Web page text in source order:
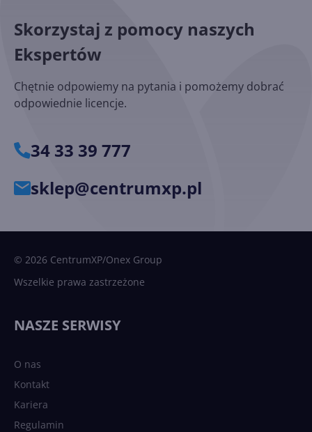
Skorzystaj z pomocy naszych
Ekspertów
Chętnie odpowiemy na pytania i pomożemy dobrać
odpowiednie licencje.
34 33 39 777
sklep@centrumxp.pl
© 2026 CentrumXP/Onex Group
Wszelkie prawa zastrzeżone
NASZE SERWISY
O nas
Kontakt
Kariera
Regulamin